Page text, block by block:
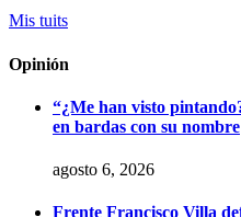
Mis tuits
Opinión
“¿Me han visto
en bardas con su nombre
agosto 6, 2026
Frente Francisco Villa